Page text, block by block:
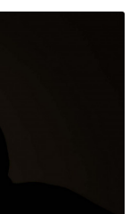
porto yemenita di
spazio alla
ultimo torneo prima